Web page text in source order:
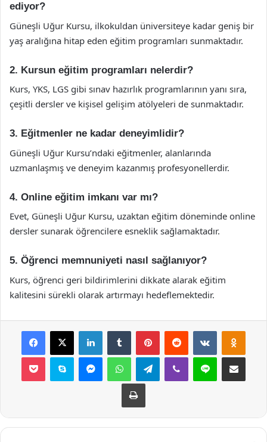
ediyor?
Güneşli Uğur Kursu, ilkokuldan üniversiteye kadar geniş bir
yaş aralığına hitap eden eğitim programları sunmaktadır.
2. Kursun eğitim programları nelerdir?
Kurs, YKS, LGS gibi sınav hazırlık programlarının yanı sıra,
çeşitli dersler ve kişisel gelişim atölyeleri de sunmaktadır.
3. Eğitmenler ne kadar deneyimlidir?
Güneşli Uğur Kursu’ndaki eğitmenler, alanlarında
uzmanlaşmış ve deneyim kazanmış profesyonellerdir.
4. Online eğitim imkanı var mı?
Evet, Güneşli Uğur Kursu, uzaktan eğitim döneminde online
dersler sunarak öğrencilere esneklik sağlamaktadır.
5. Öğrenci memnuniyeti nasıl sağlanıyor?
Kurs, öğrenci geri bildirimlerini dikkate alarak eğitim
kalitesini sürekli olarak artırmayı hedeflemektedir.
Facebook
X LinkedInTumblr PinterestReddit VKontakte
Pocket Skype MessengerWhatsAppTelegramViber Line E-Posta ile
Yazdır